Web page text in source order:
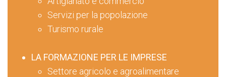
Servizi per la popolazione
Turismo rurale
LA FORMAZIONE PER LE IMPRESE
Settore agricolo e agroalimentare